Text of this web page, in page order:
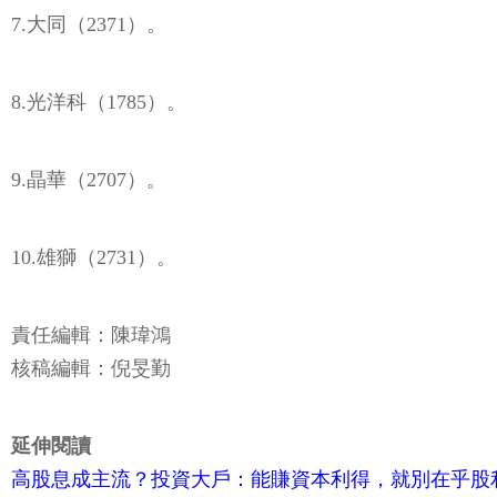
7.大同（2371）。
8.光洋科（1785）。
9.晶華（2707）。
10.雄獅（2731）。
責任編輯：陳瑋鴻
核稿編輯：倪旻勤
延伸閱讀
高股息成主流？投資大戶：能賺資本利得，就別在乎股